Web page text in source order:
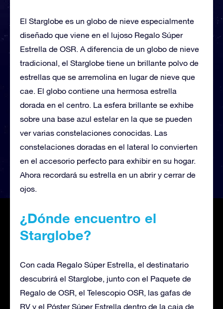
El Starglobe es un globo de nieve especialmente
diseñado que viene en el lujoso Regalo Súper
Estrella de OSR. A diferencia de un globo de nieve
tradicional, el Starglobe tiene un brillante polvo de
estrellas que se arremolina en lugar de nieve que
cae. El globo contiene una hermosa estrella
dorada en el centro. La esfera brillante se exhibe
sobre una base azul estelar en la que se pueden
ver varias constelaciones conocidas. Las
constelaciones doradas en el lateral lo convierten
en el accesorio perfecto para exhibir en su hogar.
Ahora recordará su estrella en un abrir y cerrar de
ojos.
¿Dónde encuentro el
Starglobe?
Con cada Regalo Súper Estrella, el destinatario
descubrirá el Starglobe, junto con el Paquete de
Regalo de OSR, el Telescopio OSR, las gafas de
RV y el Póster Súper Estrella dentro de la caja de